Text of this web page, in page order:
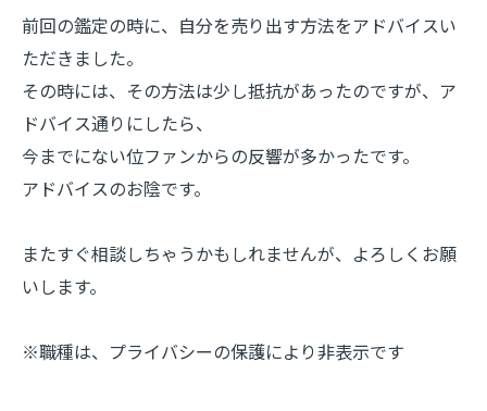
前回の鑑定の時に、自分を売り出す方法をアドバイスい
ただきました。
その時には、その方法は少し抵抗があったのですが、ア
ドバイス通りにしたら、
今までにない位ファンからの反響が多かったです。
アドバイスのお陰です。
またすぐ相談しちゃうかもしれませんが、よろしくお願
いします。
※職種は、プライバシーの保護により非表示です